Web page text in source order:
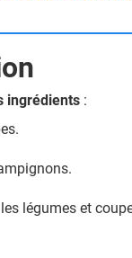
ingrédients :
légumes et